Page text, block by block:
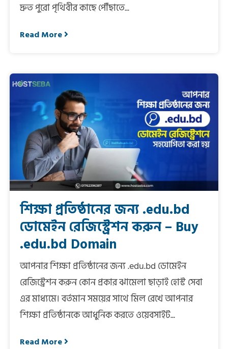
দ্রুত পুরো পৃথিবীর কাছে পৌঁছাতে...
Read More
শিক্ষা প্রতিষ্ঠানের জন্য .edu.bd
ডোমেইন রেজিস্ট্রেশন করুন – Buy
.edu.bd Domain
আপনার শিক্ষা প্রতিষ্ঠানের জন্য .edu.bd ডোমেইন
রেজিস্ট্রেশন করুন কোন প্রকার ঝামেলা ছাড়াই হোস্ট সেবা
এর মাধ্যমে। বর্তমান সময়ের সাথে মিল রেখে আপনার
শিক্ষা প্রতিষ্ঠানকে আধুনিক করতে ওয়েবসাইট...
Read More